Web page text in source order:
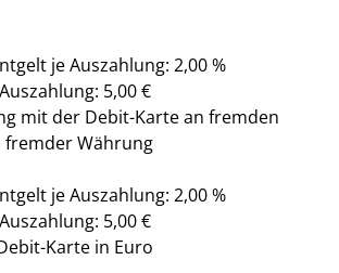
je Auszahlung: 2,00 %
5,00 €
mit der Debit-Karte an fremden
Währung
je Auszahlung: 2,00 %
5,00 €
Karte in Euro